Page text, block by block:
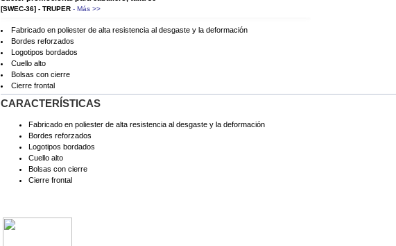
[SWEC-36] - TRUPER- Más >>
Fabricado en poliester de alta resistencia al desgaste y la deformación
Bordes reforzados
Logotipos bordados
Cuello alto
Bolsas con cierre
Cierre frontal
CARACTERÍSTICAS
Fabricado en poliester de alta resistencia al desgaste y la deformación
Bordes reforzados
Logotipos bordados
Cuello alto
Bolsas con cierre
Cierre frontal